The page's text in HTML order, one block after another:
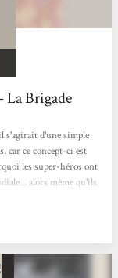
La Brigade
s'agirait d'une simple
car ce concept-ci est
les super-héros ont
alors même qu'ils
(Serge Lehman